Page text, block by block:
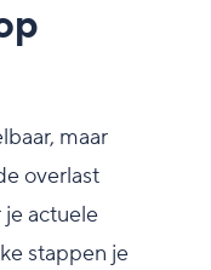
maar
overlast
je actuele
stappen je